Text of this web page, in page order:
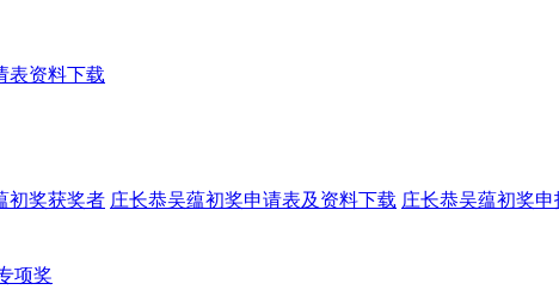
表资料下载
初奖获奖者 庄长恭吴蕴初奖申请表及资料下载 庄长恭吴蕴初奖
项奖